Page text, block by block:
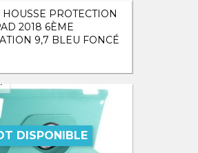
HOUSSE PROTECTION
2018 6ÈME
9,7 BLEU FONCÉ
DISPONIBLE